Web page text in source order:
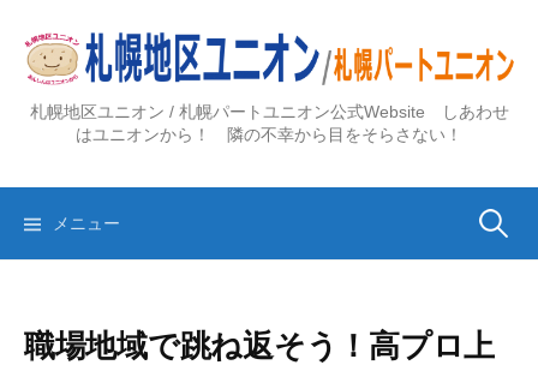
ス
札幌地区ユニオン / 札幌パートユニオン公式Website しあわせ
はユニオンから！ 隣の不幸から目をそらさない！
メニュー 検
職場地域で跳ね返そう！高プロ上